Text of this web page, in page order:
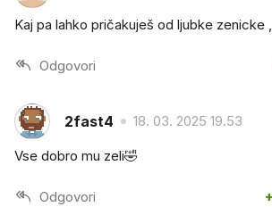
Kaj pa lahko pričakuješ od ljubke zenicke
Odgovori
2fast4 18. 03. 2025 19.53
Vse dobro mu zeli🤣
Odgovori